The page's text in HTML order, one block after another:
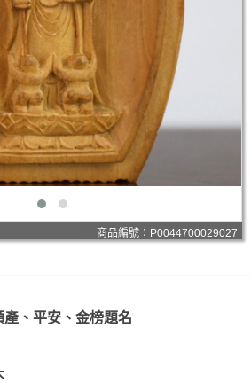
商品編號：P0044700029027
、平安、金榜題名